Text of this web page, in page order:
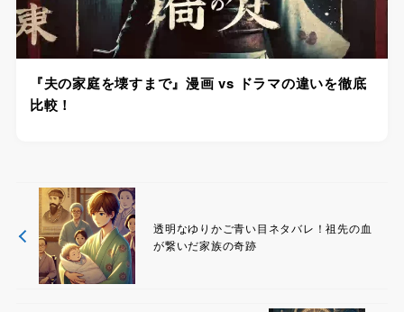
『夫の家庭を壊すまで』漫画 vs ドラマの違いを徹底
比較！
透明なゆりかご青い目ネタバレ！祖先の血
が繋いだ家族の奇跡